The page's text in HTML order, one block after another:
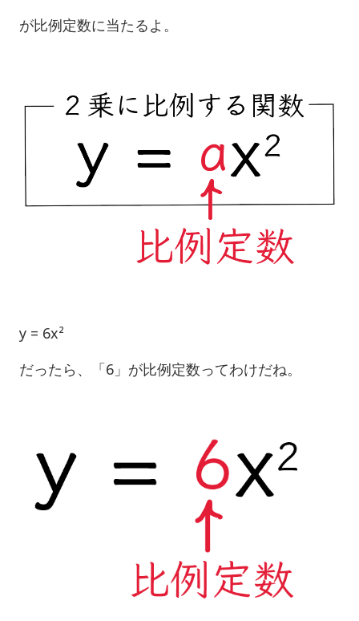
が比例定数に当たるよ。
y = 6x²
だったら、「6」が比例定数ってわけだね。